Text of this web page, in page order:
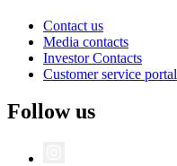
Contact us
Media contacts
Investor Contacts
Customer service portal
Follow us